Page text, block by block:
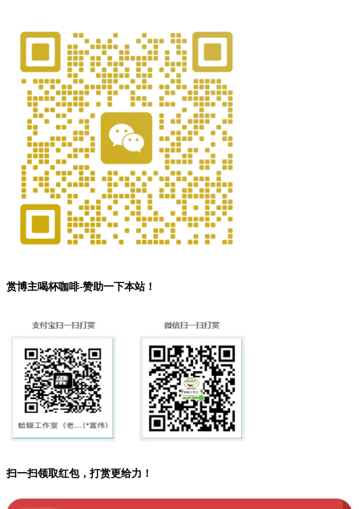
赏博主喝杯咖啡-赞助一下本站！
扫一扫领取红包，打赏更给力！